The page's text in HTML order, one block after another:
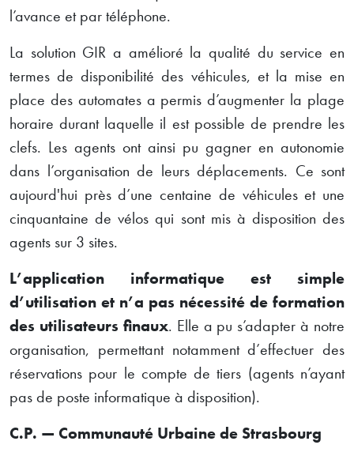
l’avance et par téléphone.
La solution GIR a amélioré la qualité du service en
termes de disponibilité des véhicules, et la mise en
place des automates a permis d’augmenter la plage
horaire durant laquelle il est possible de prendre les
clefs. Les agents ont ainsi pu gagner en autonomie
dans l’organisation de leurs déplacements. Ce sont
aujourd'hui près d’une centaine de véhicules et une
cinquantaine de vélos qui sont mis à disposition des
agents sur 3 sites.
L’application informatique est simple
d’utilisation et n’a pas nécessité de formation
des utilisateurs finaux. Elle a pu s’adapter à notre
organisation, permettant notamment d’effectuer des
réservations pour le compte de tiers (agents n’ayant
pas de poste informatique à disposition).
C.P. — Communauté Urbaine de Strasbourg